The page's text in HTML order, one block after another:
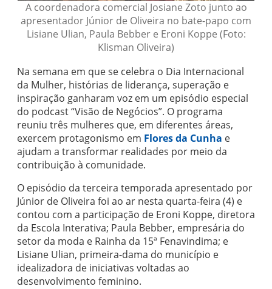
A coordenadora comercial Josiane Zoto junto ao
apresentador Júnior de Oliveira no bate-papo com
Lisiane Ulian, Paula Bebber e Eroni Koppe (Foto:
Klisman Oliveira)
Na semana em que se celebra o Dia Internacional
da Mulher, histórias de liderança, superação e
inspiração ganharam voz em um episódio especial
do podcast “Visão de Negócios”. O programa
reuniu três mulheres que, em diferentes áreas,
exercem protagonismo em Flores da Cunha e
ajudam a transformar realidades por meio da
contribuição à comunidade.
O episódio da terceira temporada apresentado por
Júnior de Oliveira foi ao ar nesta quarta-feira (4) e
contou com a participação de Eroni Koppe, diretora
da Escola Interativa; Paula Bebber, empresária do
setor da moda e Rainha da 15ª Fenavindima; e
Lisiane Ulian, primeira-dama do município e
idealizadora de iniciativas voltadas ao
desenvolvimento feminino.